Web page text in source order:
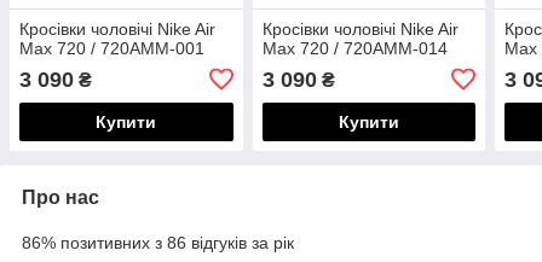
Кросівки чоловічі Nike Air
Max 720 / 720AMM-001
3 090 ₴
Купити
Кросівки чоловічі Nike Air
Max 720 / 720AMM-014
3 090₴
Купити
Max
3
Про нас
86% позитивних з 86 відгуків за рік